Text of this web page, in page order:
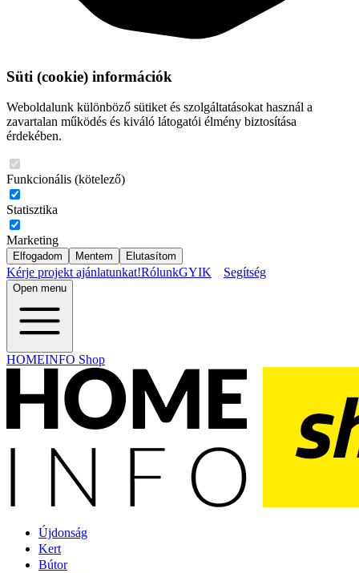
Süti (cookie) információk
Weboldalunk különböző sütiket és szolgáltatásokat használ a
zavartalan működés és kiváló látogatói élmény biztosítása
érdekében.
Funkcionális (kötelező)
Statisztika
Marketing
Elfogadom Mentem Elutasítom
Kérje projekt ajánlatunkat!RólunkGYIK Segítség
Open menu
HOMEINFO Shop
Újdonság
Kert
Bútor